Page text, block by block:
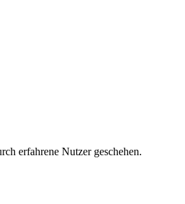
erfahrene Nutzer geschehen.